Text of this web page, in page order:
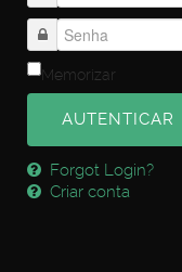
Memorizar
AUTENTICAR
Forgot Login?
Criar conta